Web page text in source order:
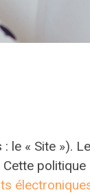
« Site »).